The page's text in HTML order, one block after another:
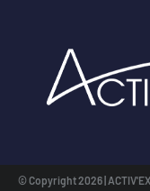
© Copyright2026 |